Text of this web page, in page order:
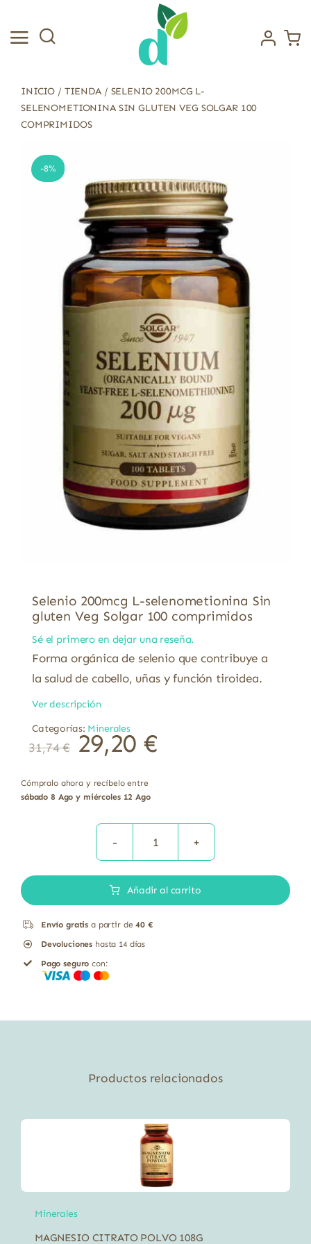
contenido
INICIO / TIENDA/ SELENIO 200MCG L-
SELENOMETIONINA SIN GLUTEN VEG SOLGAR 100
COMPRIMIDOS
-8%
Selenio 200mcg L-selenometionina Sin
gluten Veg Solgar 100 comprimidos
Sé el primero en dejar una reseña.
Forma orgánica de selenio que contribuye a
la salud de cabello, uñas y función tiroidea.
Ver descripción
Categorías: Minerales
31,74€ 29,20 €
Cómpralo ahora y recíbelo entre
sábado 8 Ago y miércoles 12 Ago
Selenio
L-
Añadir al carrito
Envío gratis a partir de40 €
Devoluciones hasta 14 días
Pago seguro con:
Productos relacionados
Minerales
MAGNESIO CITRATO POLVO 108G